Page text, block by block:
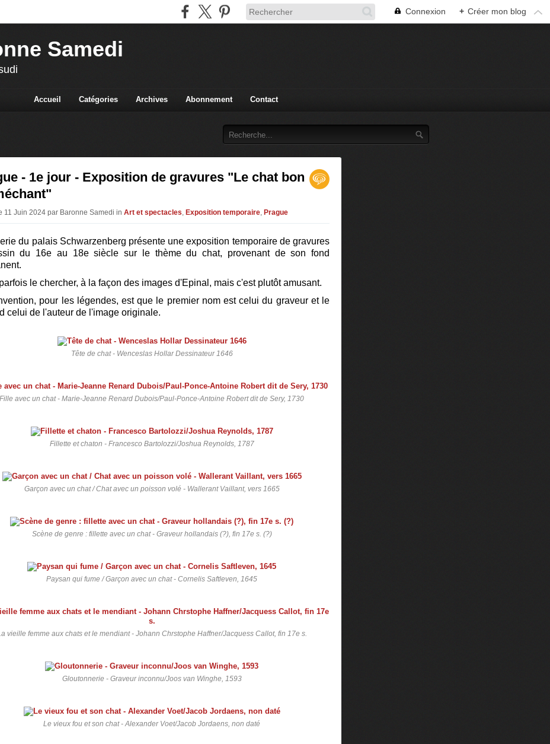
Connexion + Créer mon blog
Samedi
Accueil Catégories Archives Abonnement Contact
- 1e jour - Exposition de gravures "Le chat bon
11 Juin 2024 par Baronne Samedi in Art et spectacles, Exposition temporaire, Prague
du palais Schwarzenberg présente une exposition temporaire de gravures
du 16e au 18e siècle sur le thème du chat, provenant de son fond
parfois le chercher, à la façon des images d'Epinal, mais c'est plutôt amusant.
pour les légendes, est que le premier nom est celui du graveur et le
celui de l'auteur de l'image originale.
Tête de chat - Wenceslas Hollar Dessinateur 1646
Fille avec un chat - Marie-Jeanne Renard Dubois/Paul-Ponce-Antoine Robert dit de Sery, 1730
Fillette et chaton - Francesco Bartolozzi/Joshua Reynolds, 1787
Garçon avec un chat / Chat avec un poisson volé - Wallerant Vaillant, vers 1665
Scène de genre : fillette avec un chat - Graveur hollandais (?), fin 17e s. (?)
Paysan qui fume / Garçon avec un chat - Cornelis Saftleven, 1645
vieille femme aux chats et le mendiant - Johann Chrstophe Haffner/Jacquess Callot, fin 17e s.
Gloutonnerie - Graveur inconnu/Joos van Winghe, 1593
Le vieux fou et son chat - Alexander Voet/Jacob Jordaens, non daté